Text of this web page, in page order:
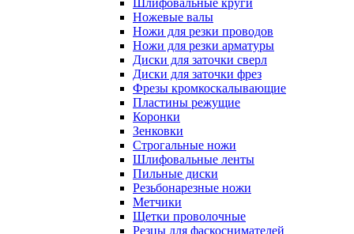
Шлифовальные круги
Ножевые валы
Ножи для резки проводов
Ножи для резки арматуры
Диски для заточки сверл
Диски для заточки фрез
Фрезы кромкоскалывающие
Пластины режущие
Коронки
Зенковки
Строгальные ножи
Шлифовальные ленты
Пильные диски
Резьбонарезные ножи
Метчики
Щетки проволочные
Резцы для фаскоснимателей